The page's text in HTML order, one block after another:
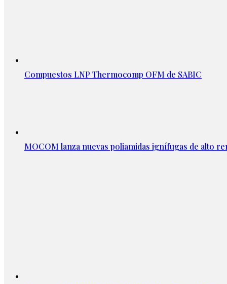
Compuestos LNP Thermocomp OFM de SABIC
MOCOM lanza nuevas poliamidas ignífugas de alto